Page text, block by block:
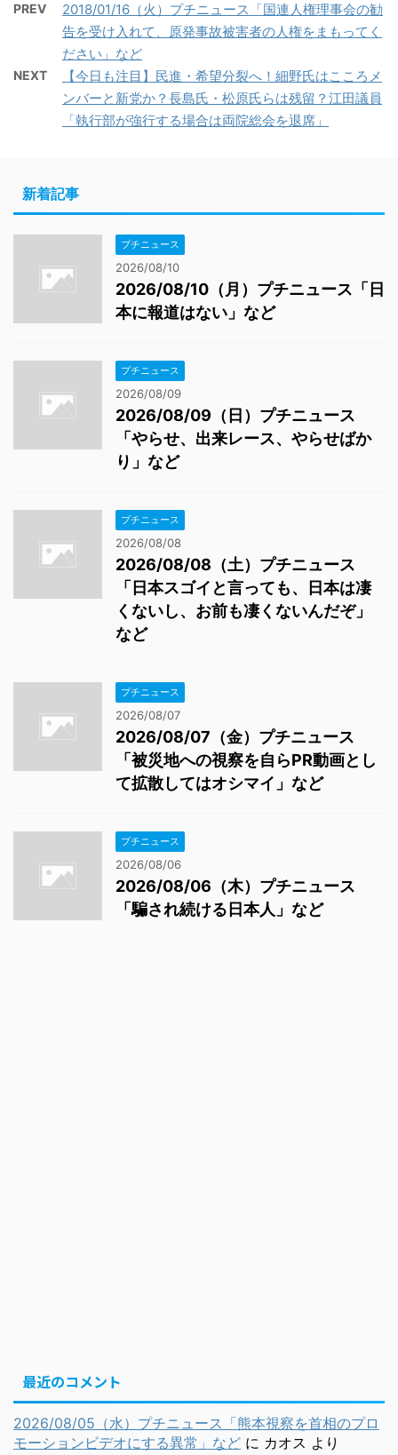
PREV
2018/01/16（火）プチニュース「国連人権理事会の勧
告を受け入れて、原発事故被害者の人権をまもってく
ださい」など
NEXT
【今日も注目】民進・希望分裂へ！細野氏はこころメ
ンバーと新党か？長島氏・松原氏らは残留？江田議員
「執行部が強行する場合は両院総会を退席」
新着記事
プチニュース
2026/08/10
2026/08/10（月）プチニュース「日
本に報道はない」など
プチニュース
2026/08/09
2026/08/09（日）プチニュース
「やらせ、出来レース、やらせばか
り」など
プチニュース
2026/08/08
2026/08/08（土）プチニュース
「日本スゴイと言っても、日本は凄
くないし、お前も凄くないんだぞ」
など
プチニュース
2026/08/07
2026/08/07（金）プチニュース
「被災地への視察を自らPR動画とし
て拡散してはオシマイ」など
プチニュース
2026/08/06
2026/08/06（木）プチニュース
「騙され続ける日本人」など
最近のコメント
2026/08/05（水）プチニュース「熊本視察を首相のプロ
モーションビデオにする異常」など に カオス より